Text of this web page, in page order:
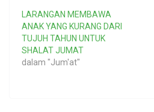
LARANGAN MEMBAWA
ANAK YANG KURANG DARI
TUJUH TAHUN UNTUK
SHALAT JUMAT
dalam "Jum'at"